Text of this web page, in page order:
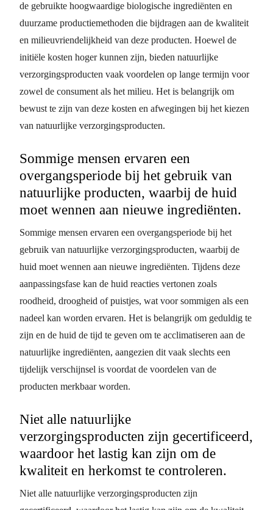
de gebruikte hoogwaardige biologische ingrediënten en
duurzame productiemethoden die bijdragen aan de kwaliteit
en milieuvriendelijkheid van deze producten. Hoewel de
initiële kosten hoger kunnen zijn, bieden natuurlijke
verzorgingsproducten vaak voordelen op lange termijn voor
zowel de consument als het milieu. Het is belangrijk om
bewust te zijn van deze kosten en afwegingen bij het kiezen
van natuurlijke verzorgingsproducten.
Sommige mensen ervaren een
overgangsperiode bij het gebruik van
natuurlijke producten, waarbij de huid
moet wennen aan nieuwe ingrediënten.
Sommige mensen ervaren een overgangsperiode bij het
gebruik van natuurlijke verzorgingsproducten, waarbij de
huid moet wennen aan nieuwe ingrediënten. Tijdens deze
aanpassingsfase kan de huid reacties vertonen zoals
roodheid, droogheid of puistjes, wat voor sommigen als een
nadeel kan worden ervaren. Het is belangrijk om geduldig te
zijn en de huid de tijd te geven om te acclimatiseren aan de
natuurlijke ingrediënten, aangezien dit vaak slechts een
tijdelijk verschijnsel is voordat de voordelen van de
producten merkbaar worden.
Niet alle natuurlijke
verzorgingsproducten zijn gecertificeerd,
waardoor het lastig kan zijn om de
kwaliteit en herkomst te controleren.
Niet alle natuurlijke verzorgingsproducten zijn